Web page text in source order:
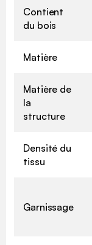
Contient
du bois
Matière
Matière de
la
structure
Densité du
tissu
Garnissage